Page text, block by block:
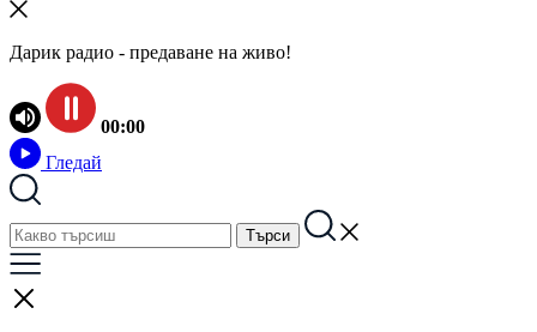
Дарик радио - предаване на живо!
00:00
Гледай